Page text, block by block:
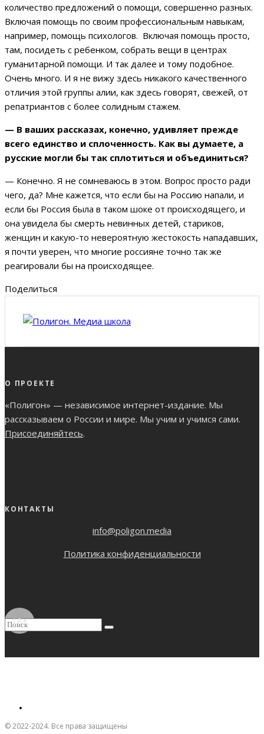
количество предложений о помощи, совершенно разных.
Включая помощь по своим профессиональным навыкам,
например, помощь психологов. Включая помощь просто,
там, посидеть с ребенком, собрать вещи в центрах
гуманитарной помощи. И так далее и тому подобное.
Очень много. И я не вижу здесь никакого качественного
отличия этой группы алии, как здесь говорят, свежей, от
репатриантов с более солидным стажем.
— В ваших рассказах, конечно, удивляет прежде
всего единство и сплоченность. Как вы думаете, а
русские могли бы так сплотиться и объединиться?
— Конечно. Я не сомневаюсь в этом. Вопрос просто ради
чего, да? Мне кажется, что если бы на Россию напали, и
если бы Россия была в таком шоке от происходящего, и
она увидела бы смерть невинных детей, стариков,
женщин и какую-то невероятную жестокость нападавших,
я почти уверен, что многие россияне точно так же
реагировали бы на происходящее.
Поделиться
О ПРОЕКТЕ
«Полигон» — независимое интернет-издание. Мы
рассказываем о России и мире. Мы учим и учимся сами.
Присоединяйтесь.
КОНТАКТЫ
info@poligon.media
Политика конфиденциальности
18+
© 2022-2024. Все права защищены